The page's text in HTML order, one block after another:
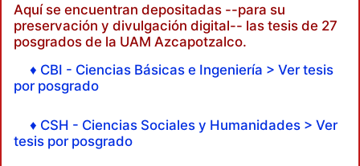
Aquí se encuentran depositadas --para su
preservación y divulgación digital-- las tesis de 27
posgrados de la UAM Azcapotzalco.
♦ CBI - Ciencias Básicas e Ingeniería > Ver tesis
por posgrado
♦ CSH - Ciencias Sociales y Humanidades > Ver
tesis por posgrado